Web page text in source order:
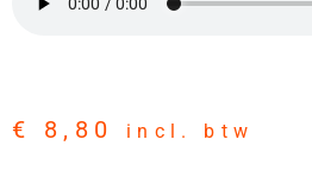
€ 8,80 incl. btw